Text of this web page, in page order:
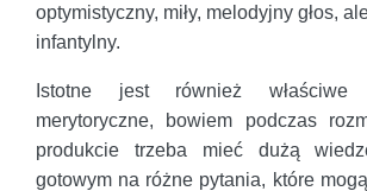
optymistyczny, miły, melodyjny głos,
infantylny.
Istotne jest również właściwe
merytoryczne, bowiem podczas
produkcie trzeba mieć dużą
gotowym na różne pytania, które